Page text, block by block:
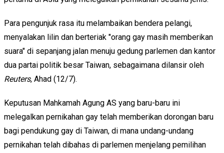
Para pengunjuk rasa itu melambaikan bendera pelangi,
menyalakan lilin dan berteriak "orang gay masih memberikan
suara" di sepanjang jalan menuju gedung parlemen dan kantor
dua partai politik besar Taiwan, sebagaimana dilansir oleh
Reuters, Ahad (12/7).
Keputusan Mahkamah Agung AS yang baru-baru ini
melegalkan pernikahan gay telah memberikan dorongan baru
bagi pendukung gay di Taiwan, di mana undang-undang
pernikahan telah dibahas di parlemen menjelang pemilihan